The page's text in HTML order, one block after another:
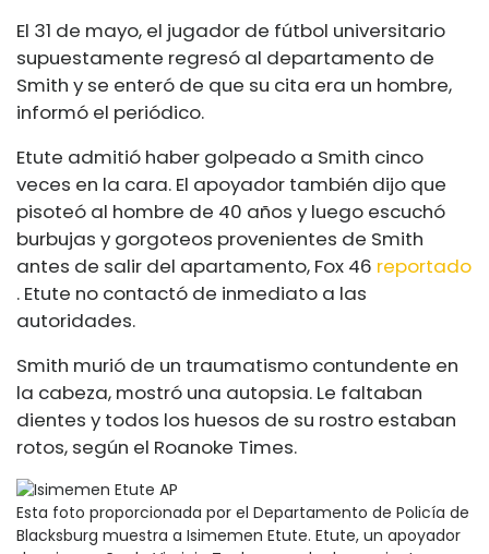
El 31 de mayo, el jugador de fútbol universitario
supuestamente regresó al departamento de
Smith y se enteró de que su cita era un hombre,
informó el periódico.
Etute admitió haber golpeado a Smith cinco
veces en la cara. El apoyador también dijo que
pisoteó al hombre de 40 años y luego escuchó
burbujas y gorgoteos provenientes de Smith
antes de salir del apartamento, Fox 46 reportado
. Etute no contactó de inmediato a las
autoridades.
Smith murió de un traumatismo contundente en
la cabeza, mostró una autopsia. Le faltaban
dientes y todos los huesos de su rostro estaban
rotos, según el Roanoke Times.
Esta foto proporcionada por el Departamento de Policía de
Blacksburg muestra a Isimemen Etute. Etute, un apoyador